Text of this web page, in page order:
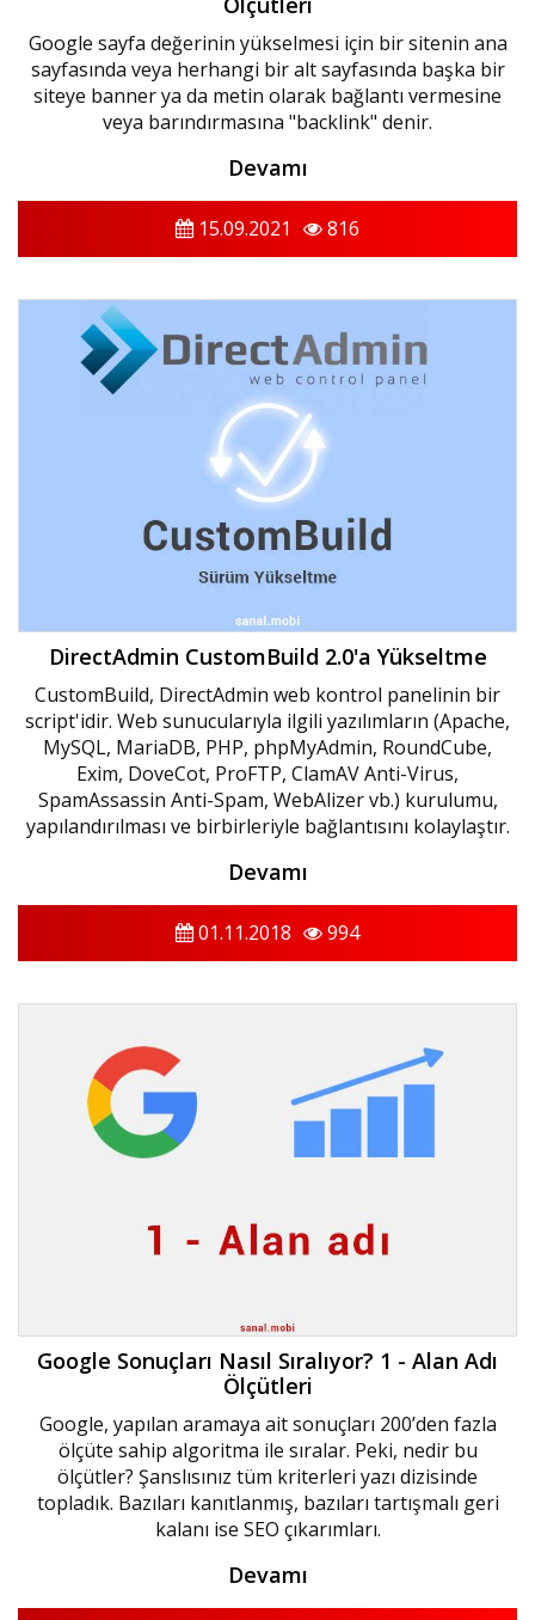
Google sayfa değerinin yükselmesi için bir sitenin ana
sayfasında veya herhangi bir alt sayfasında başka bir
siteye banner ya da metin olarak bağlantı vermesine
veya barındırmasına "backlink" denir.
Devamı
15.09.2021 816
DirectAdmin CustomBuild 2.0'a Yükseltme
CustomBuild, DirectAdmin web kontrol panelinin bir
script'idir. Web sunucularıyla ilgili yazılımların (Apache,
MySQL, MariaDB, PHP, phpMyAdmin, RoundCube,
Exim, DoveCot, ProFTP, ClamAV Anti-Virus,
SpamAssassin Anti-Spam, WebAlizer vb.) kurulumu,
yapılandırılması ve birbirleriyle bağlantısını kolaylaştır.
Devamı
01.11.2018 994
Google Sonuçları Nasıl Sıralıyor? 1 - Alan Adı
Ölçütleri
Google, yapılan aramaya ait sonuçları 200’den fazla
ölçüte sahip algoritma ile sıralar. Peki, nedir bu
ölçütler? Şanslısınız tüm kriterleri yazı dizisinde
topladık. Bazıları kanıtlanmış, bazıları tartışmalı geri
kalanı ise SEO çıkarımları.
Devamı